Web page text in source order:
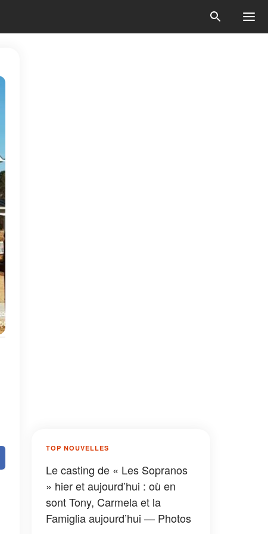
TOP NOUVELLES
Le casting de « Les Sopranos
» hier et aujourd’hui : où en
sont Tony, Carmela et la
Famiglia aujourd’hui — Photos